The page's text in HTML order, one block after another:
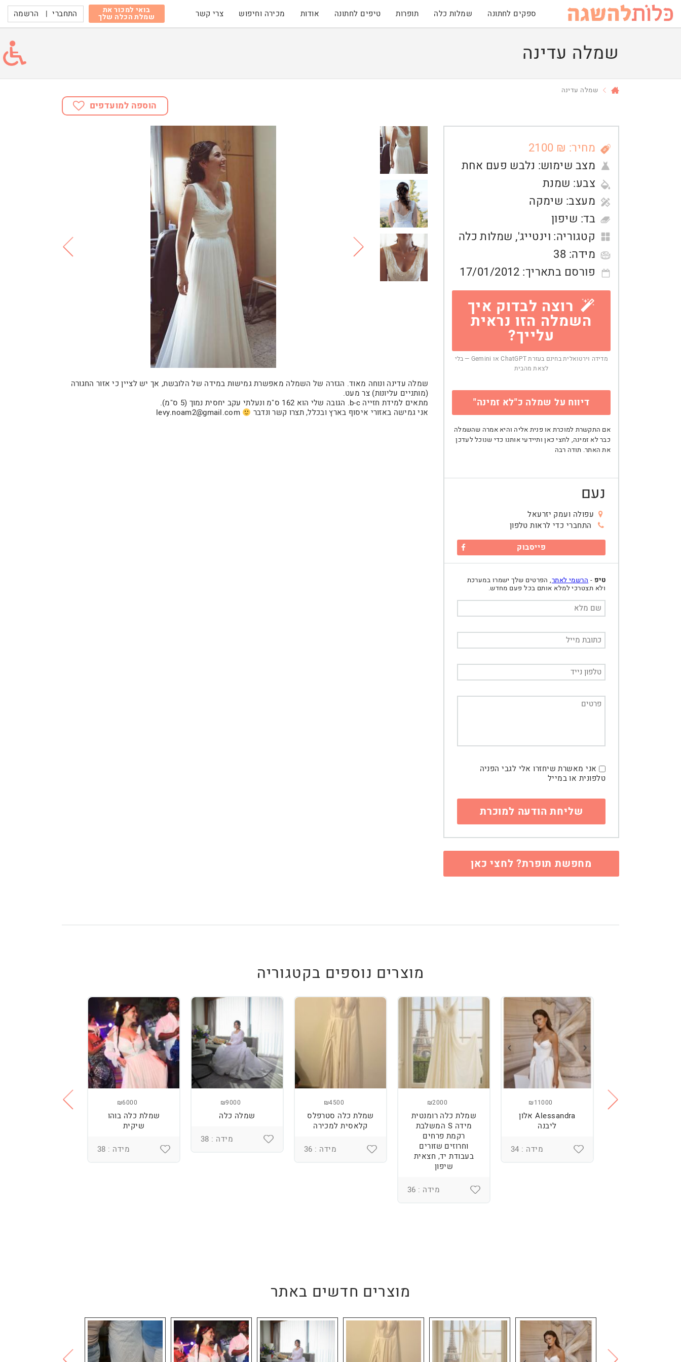
ספקים לחתונה שמלות כלה תופרות טיפים לחתונה אודות מכירה וחיפוש צרי קשר בואי למכור את
שמלת הכלה שלך התחברי | הרשמה
שמלה עדינה
שמלה עדינה
הוספה למועדפים
מחיר: ₪ 2100
מצב שימוש: נלבש פעם אחת
צבע: שמנת
מעצב: שימקה
בד: שיפון
קטגוריה: וינטייג', שמלות כלה
מידה: 38
פורסם בתאריך: 17/01/2012
רוצה לבדוק איך
השמלה הזו נראית
עלייך?
מדידה וירטואלית בחינם בעזרת ChatGPT או Gemini — בלי
לצאת מהבית
דיווח על שמלה כ"לא זמינה"
אם התקשרת למוכרת או פנית אליה והיא אמרה שהשמלה
כבר לא זמינה, לחצי כאן ותיידעי אותנו כדי שנוכל לעדכן
את האתר. תודה רבה
נעם
עפולה ועמק יזרעאל
התחברי כדי לראות טלפון
פייסבוק
טיפ - הרשמי לאתר, הפרטים שלך ישמרו במערכת
ולא תצטרכי למלא אותם בכל פעם מחדש.
אני מאשרת שיחזרו אלי לגבי הפניה
טלפונית או במייל
מחפשת תופרת? לחצי כאן
שמלה עדינה ונוחה מאוד. הגזרה של השמלה מאפשרת גמישות במידה של הלובשת, אך יש לציין כי אזור החגורה
(מותניים עליונות) צר מעט.
מתאים למידת חזייה b-c. הגובה שלי הוא 162 ס"מ ונעלתי עקב יחסית נמוך (5 ס"מ).
אני גמישה באזורי איסוף בארץ ובכלל, תצרו קשר ונדבר
levy.noam2@gmail.com
מוצרים נוספים בקטגוריה
₪11000
Alessandra אלון
ליבנה
מידה : 34
₪2000
שמלת כלה רומנטית
מידה S המשלבת
רקמת פרחים
וחרוזים שזורים
בעבודת יד, חצאית
שיפון
מידה : 36
₪4500
שמלת כלה סטרפלס
קלאסית למכירה
מידה : 36
₪9000
שמלה כלה
מידה : 38
₪6000
שמלת כלה בוהו
שיקית
מידה : 38
מוצרים חדשים באתר